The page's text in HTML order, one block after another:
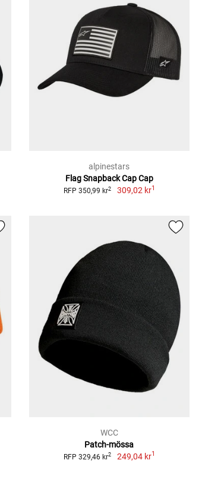
alpinestars
Flag Snapback Cap Cap
RFP 350,99 kr2 309,02 kr1
WCC
Patch-mössa
RFP 329,46 kr2 249,04 kr1